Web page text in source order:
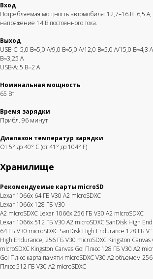
Вход
Потребляемая мощность автомобиля: 12,7–16 В⎓6,5
напряжение 14 В постоянного тока.
Выход
USB-C: 5,0 В⎓5,0 А/9,0 В⎓5,0 А/12,0 В⎓5,0 А/15,0 В⎓4,3
В⎓3,25 А
USB-A: 5 В⎓2 А
Номинальная мощность
65 Вт
Время зарядки
Прибл. 96 минут
Диапазон температур зарядки
От 5° до 40° C (от 41° до 104° F)
Хранилище
Рекомендуемые карты microSD
Lexar 1066x 64 ГБ V30 A2 microSDXC
Lexar 1066x 128 ГБ V30
A2 microSDXC Lexar 1066x 256 ГБ V30 A2 microSDXC
Lexar 1066x 512 ГБ V30 A2 microSDXC SanDisk High
64 ГБ V30 microSDXC SanDisk High Endurance 128 ГБ V
High Endurance, 256 ГБ V30 microSDXC Kingston
microSDXC Kingston Canvas Go! Плюс 128 ГБ V30 A2
Go! Плюс карта памяти microSDXC V30 A2 объемом
Плюс 512 ГБ V30 A2 microSDXC
Мы сотрудничаем с государственными
учреждениями,
организациями, включая тех, кто работает с НДС.
Участвуем
в тендерах
Оптовые поставки
Заказать оптом
+7 (495) 211-11-07
info@dji-market.ru